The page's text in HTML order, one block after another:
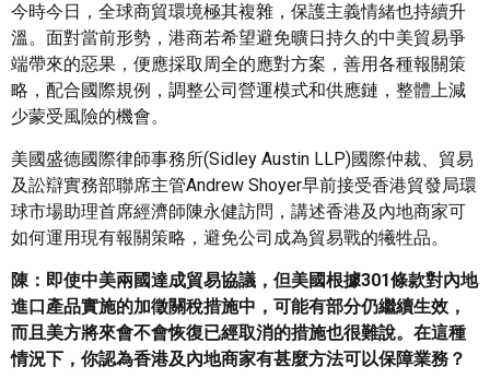
今時今日，全球商貿環境極其複雜，保護主義情緒也持續升
溫。面對當前形勢，港商若希望避免曠日持久的中美貿易爭
端帶來的惡果，便應採取周全的應對方案，善用各種報關策
略，配合國際規例，調整公司營運模式和供應鏈，整體上減
少蒙受風險的機會。
美國盛德國際律師事務所(Sidley Austin LLP)國際仲裁、貿易
及訟辯實務部聯席主管Andrew Shoyer早前接受香港貿發局環
球市場助理首席經濟師陳永健訪問，講述香港及內地商家可
如何運用現有報關策略，避免公司成為貿易戰的犧牲品。
陳：即使中美兩國達成貿易協議，但美國根據301條款對內地
進口產品實施的加徵關稅措施中，可能有部分仍繼續生效，
而且美方將來會不會恢復已經取消的措施也很難說。在這種
情況下，你認為香港及內地商家有甚麼方法可以保障業務？